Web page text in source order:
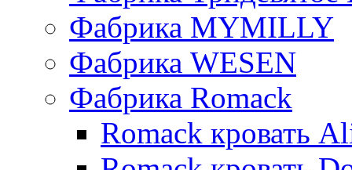
Фабрика MYMILLY
Фабрика WESEN
Фабрика Romack
Romack кровать